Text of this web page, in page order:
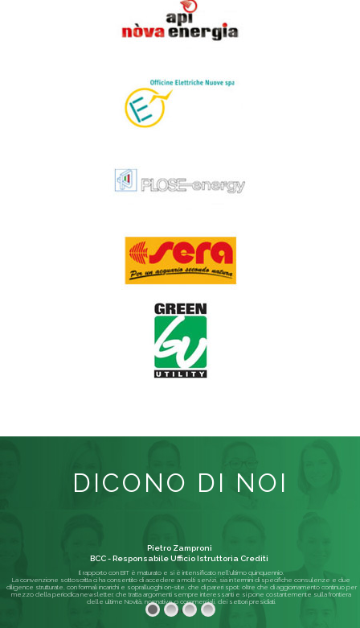
DICONO DI NOI
Il rapporto con BIT è maturato e si è intensificato nell'ultimo quinquennio.
La convenzione sottoscritta ci ha consentito di accedere a molti servizi, sia in termini di specifiche consulenze e due
diligence strutturate, con formali incarichi e sopralluoghi on-site, che di pareri spot; oltre che di aggiornamento continuo per
mezzo della periodica newsletter, che tratta argomenti sempre interessanti e si pone costantemente sulla frontiera
delle ultime Novità, normative o commerciali, dei settori presidiati.
Pietro Zamproni
BCC - Responsabile Ufficio Istruttoria Crediti
Leggi di più